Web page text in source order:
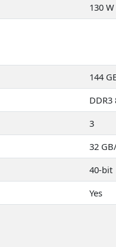
130 W
144
DDR3
3
32
40-bit
Yes